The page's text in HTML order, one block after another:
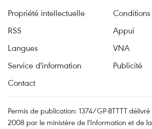
Propriété intellectuelle
RSS
Appui
Langues
VNA
Service d'information
Publicité
Contact
Permis de publication: 1374/GP-BTTTT
2008 par le ministère de l'Information et de